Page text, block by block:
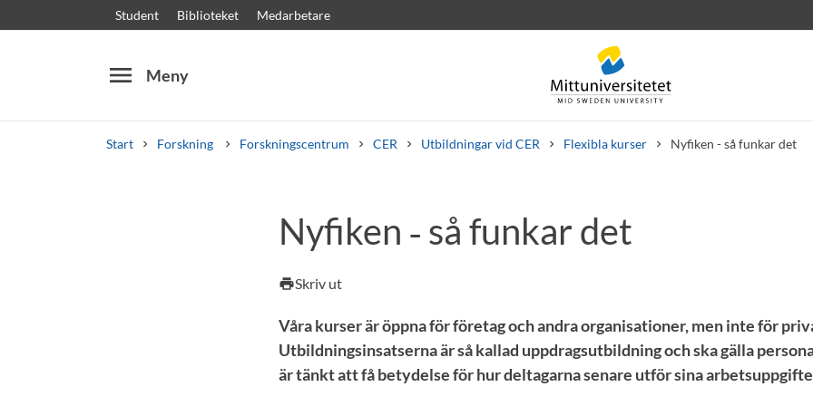
Student Biblioteket Medarbetare
menu Meny
Start Forskning Forskningscentrum CER Utbildningar vid CER Flexibla kurser Nyfiken - så funkar det
KursplanerVälkomstbrev PersonalLediga jobb
Nyfiken ‑ så funkar det
printSkriv ut
Våra kurser är öppna för företag och andra organisationer, men inte för
Utbildningsinsatserna är så kallad uppdragsutbildning och ska gälla
är tänkt att få betydelse för hur deltagarna senare utför sina